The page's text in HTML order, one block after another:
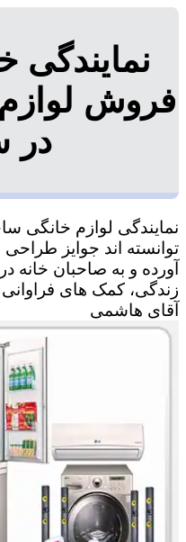
نمایندگی
فروش
در
نمایندگی لوازم خانگی
توانسته اند جوایز
آورده و به صاحبان خانه
آقای هاشمی